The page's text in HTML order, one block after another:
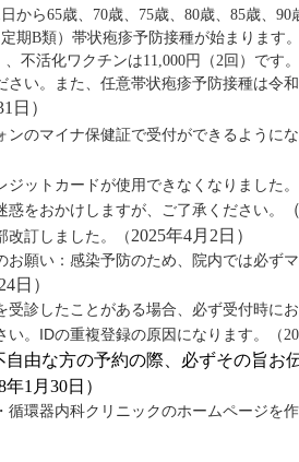
から65歳、70歳、75歳、80歳、85歳、
期B類）帯状疱疹予防接種が始まります
、不活化ワクチンは11,000円（2回）です
さい。また、任意帯状疱疹予防接種は令
日）
ンのマイナ保健証で受付ができるように
ジットカードが使用できなくなりました
惑をおかけしますが、ご了承ください。
改訂しました。（2025年4月2日）
お願い：感染予防のため、院内では必ず
日）
受診したことがある場合、必ず受付時に
い。IDの重複登録の原因になります。
（
自由な方の予約の際、必ずその旨お
年1 月30日）
循環器内科クリニックのホームページを